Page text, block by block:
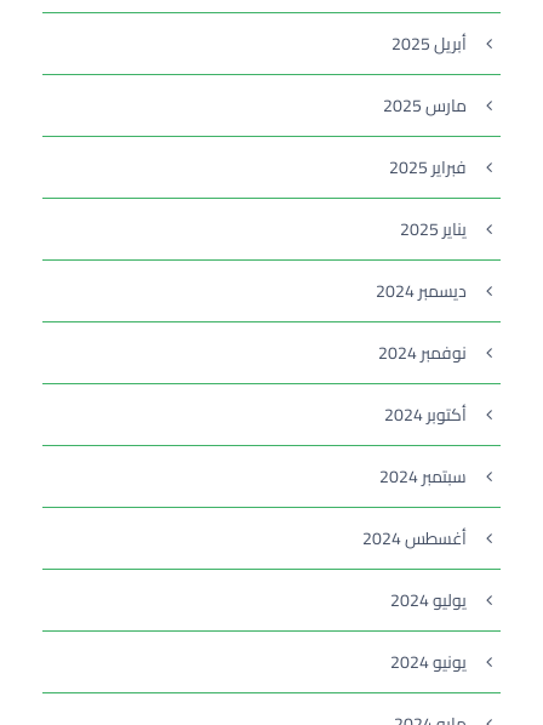
أبريل 2025
مارس 2025
فبراير 2025
يناير 2025
ديسمبر 2024
نوفمبر 2024
أكتوبر 2024
سبتمبر 2024
أغسطس 2024
يوليو 2024
يونيو 2024